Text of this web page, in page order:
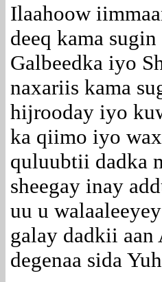
Ilaahoow
deeq kama
Galbeedka iyo
naxariis kama
hijrooday iyo
ka qiimo iyo
quluubtii dadka
sheegay inay
uu u
galay dadkii aan
degenaa sida